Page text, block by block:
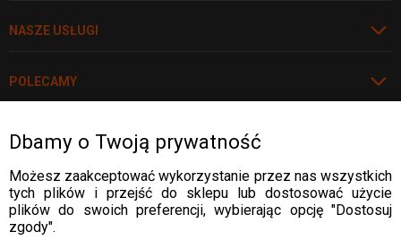
różnorodność modeli dopasowanych do
Oferta FEMI w
naszym sklepie
W naszym sklepie dostępne sąprzecinarki
taśmowe FEMIw wielu wariantach – od
kompaktowych modeli dla warsztatów
przydomowych, po profesjonalne urządzenia do
NASZE USŁUGI
POLECAMY
WARTO WIEDZIEĆ
WARTO WIEDZIEĆ
Rozwiń
DOSTAWA:
Dbamy o Twoją prywatność
Możesz zaakceptować wykorzystanie przez nas wszystkich
tych plików i przejść do sklepu lub dostosować użycie
plików do swoich preferencji, wybierając opcję "Dostosuj
zgody".